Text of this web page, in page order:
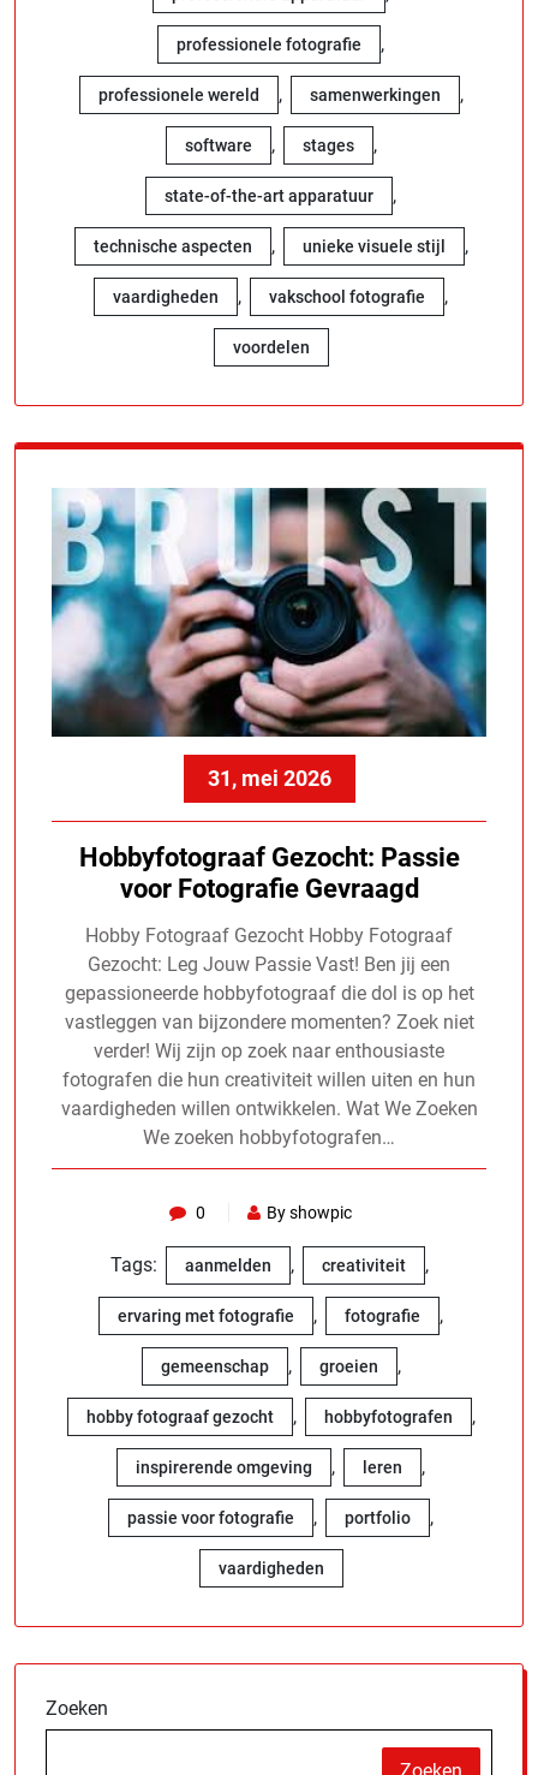
professionele fotografie ,
professionele wereld , samenwerkingen ,
software , stages ,
state-of-the-art apparatuur ,
technische aspecten , unieke visuele stijl ,
vaardigheden , vakschool fotografie ,
voordelen
31, mei 2026
Hobbyfotograaf Gezocht: Passie
voor Fotografie Gevraagd
Hobby Fotograaf Gezocht Hobby Fotograaf
Gezocht: Leg Jouw Passie Vast! Ben jij een
gepassioneerde hobbyfotograaf die dol is op het
vastleggen van bijzondere momenten? Zoek niet
verder! Wij zijn op zoek naar enthousiaste
fotografen die hun creativiteit willen uiten en hun
vaardigheden willen ontwikkelen. Wat We Zoeken
We zoeken hobbyfotografen…
0 By showpic
Tags: aanmelden , creativiteit ,
ervaring met fotografie , fotografie ,
gemeenschap , groeien ,
hobby fotograaf gezocht , hobbyfotografen ,
inspirerende omgeving , leren ,
passie voor fotografie , portfolio ,
vaardigheden
Zoeken